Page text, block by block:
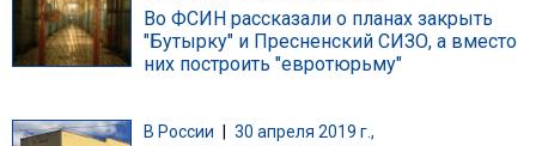
Во ФСИН рассказали о планах закрыть
"Бутырку" и Пресненский СИЗО, а вместо
них построить "евротюрьму"
В России 30 апреля 2019 г.,